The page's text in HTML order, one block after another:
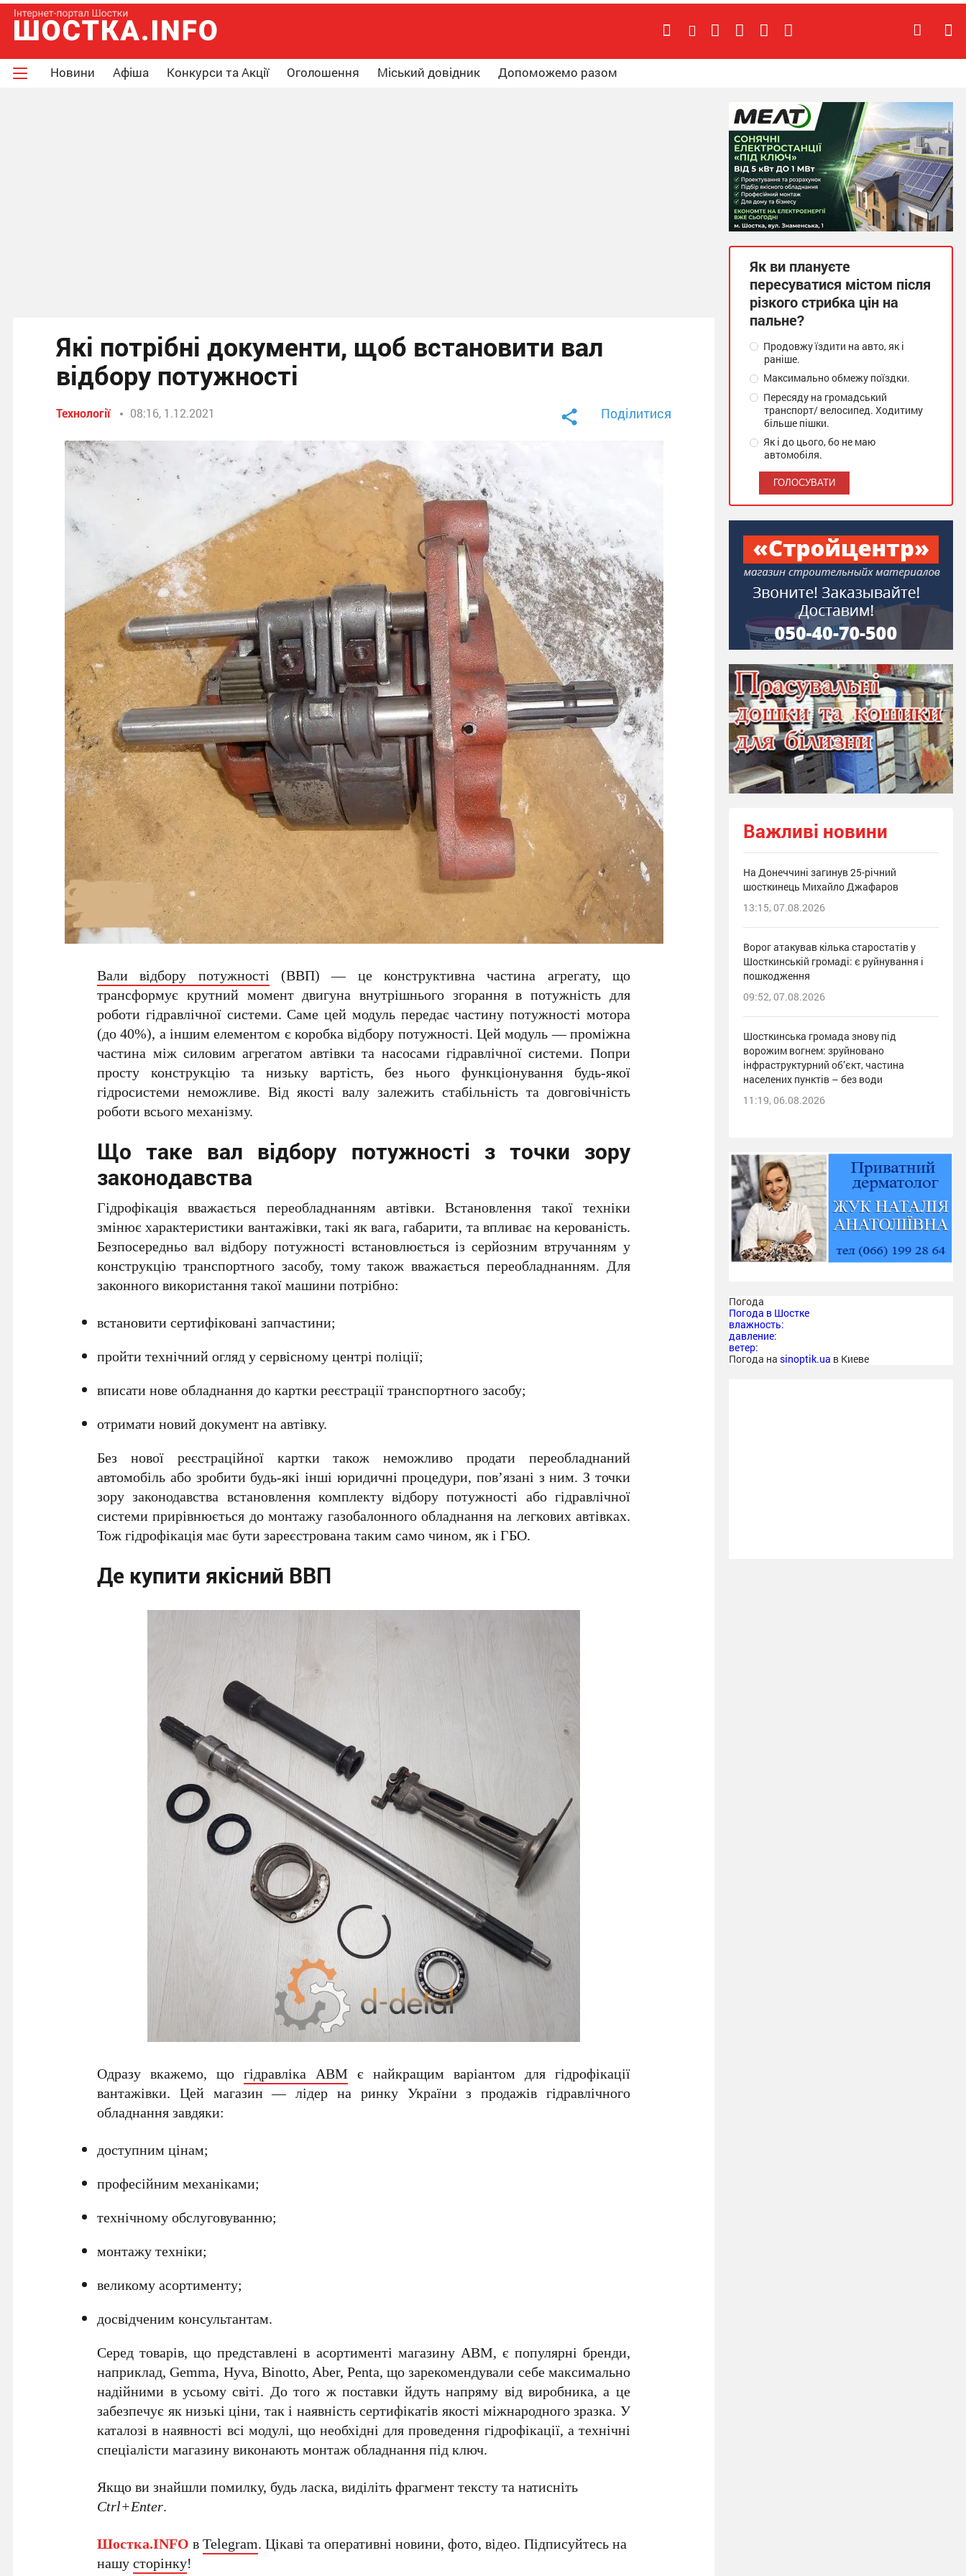
Новини Афіша Конкурси та Акції Оголошення Міський довідник Допоможемо разом
Які потрібні документи, щоб встановити вал
відбору потужності
Технології 08:16, 1.12.2021 Поділитися
Вали відбору потужності (ВВП) — це конструктивна частина агрегату, що
трансформує крутний момент двигуна внутрішнього згорання в потужність для
роботи гідравлічної системи. Саме цей модуль передає частину потужності мотора
(до 40%), а іншим елементом є коробка відбору потужності. Цей модуль — проміжна
частина між силовим агрегатом автівки та насосами гідравлічної системи. Попри
просту конструкцію та низьку вартість, без нього функціонування будь-якої
гідросистеми неможливе. Від якості валу залежить стабільність та довговічність
роботи всього механізму.
Що таке вал відбору потужності з точки зору
законодавства
Гідрофікація вважається переобладнанням автівки. Встановлення такої техніки
змінює характеристики вантажівки, такі як вага, габарити, та впливає на керованість.
Безпосередньо вал відбору потужності встановлюється із серйозним втручанням у
конструкцію транспортного засобу, тому також вважається переобладнанням. Для
законного використання такої машини потрібно:
встановити сертифіковані запчастини;
пройти технічний огляд у сервісному центрі поліції;
вписати нове обладнання до картки реєстрації транспортного засобу;
отримати новий документ на автівку.
Без нової реєстраційної картки також неможливо продати переобладнаний
автомобіль або зробити будь-які інші юридичні процедури, пов’язані з ним. З точки
зору законодавства встановлення комплекту відбору потужності або гідравлічної
системи прирівнюється до монтажу газобалонного обладнання на легкових автівках.
Тож гідрофікація має бути зареєстрована таким само чином, як і ГБО.
Де купити якісний ВВП
Одразу вкажемо, щогідравліка АВМ є найкращим варіантом для гідрофікації
вантажівки. Цей магазин — лідер на ринку України з продажів гідравлічного
обладнання завдяки:
доступним цінам;
професійним механіками;
технічному обслуговуванню;
монтажу техніки;
великому асортименту;
досвідченим консультантам.
Серед товарів, що представлені в асортименті магазину АВМ, є популярні бренди,
наприклад, Gemma, Hyva, Binotto, Aber, Penta, що зарекомендували себе максимально
надійними в усьому світі. До того ж поставки йдуть напряму від виробника, а це
забезпечує як низькі ціни, так і наявність сертифікатів якості міжнародного зразка. У
каталозі в наявності всі модулі, що необхідні для проведення гідрофікації, а технічні
спеціалісти магазину виконають монтаж обладнання під ключ.
Якщо ви знайшли помилку, будь ласка, виділіть фрагмент тексту та натисніть
Ctrl+Enter.
Шостка.INFO вTelegram. Цікаві та оперативні новини, фото, відео. Підписуйтесь на
нашусторінку!
Як ви плануєте
пересуватися містом після
різкого стрибка цін на
пальне?
Продовжу їздити на авто, як і
раніше.
Максимально обмежу поїздки.
Пересяду на громадський
транспорт/ велосипед. Ходитиму
більше пішки.
Як і до цього, бо не маю
автомобіля.
Важливі новини
На Донеччині загинув 25-річний
шосткинець Михайло Джафаров
13:15, 07.08.2026
Ворог атакував кілька старостатів у
Шосткинській громаді: є руйнування і
пошкодження
09:52, 07.08.2026
Шосткинська громада знову під
ворожим вогнем: зруйновано
інфраструктурний об’єкт, частина
населених пунктів – без води
11:19, 06.08.2026
Погода
Погода в Шостке
влажность:
давление:
ветер:
Погода на sinoptik.ua в Киеве